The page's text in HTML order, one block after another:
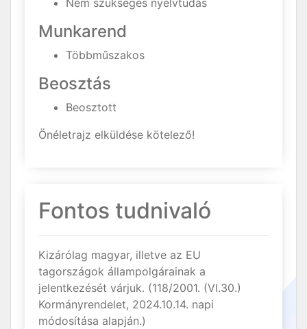
Nem szükséges nyelvtudás
Munkarend
Többműszakos
Beosztás
Beosztott
Önéletrajz elküldése kötelező!
Fontos tudnivaló
Kizárólag magyar, illetve az EU
tagországok állampolgárainak a
jelentkezését várjuk. (118/2001. (VI.30.)
Kormányrendelet, 2024.10.14. napi
módosítása alapján.)